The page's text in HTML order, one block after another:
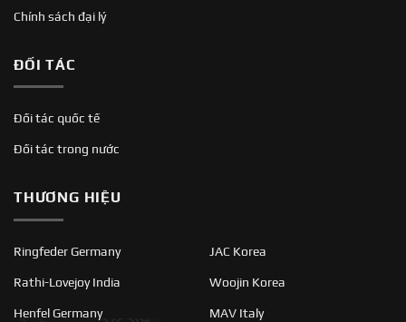
Chính sách đại lý
ĐỐI TÁC
Đối tác quốc tế
Đối tác trong nước
THƯƠNG HIỆU
Ringfeder Germany
Rathi-Lovejoy India
Henfel Germany
JAC Korea
Woojin Korea
MAV Italy